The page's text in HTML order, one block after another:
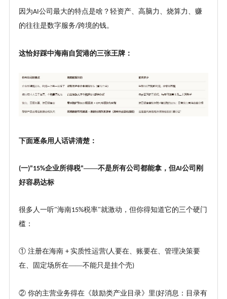
因为AI 公司最大的特点是啥？轻资产、高脑力、烧算力、赚
的往往是数字服务/跨境的钱。
这恰好踩中海南自贸港的三张王牌：
下面逐条用人话讲清楚：
(一)"15%企业所得税"——不是所有公司都能拿，但AI公司刚
好容易达标
很多人一听"海南15%税率"就激动，但你得知道它的三个硬门
槛：
① 注册在海南 + 实质性运营(人要在、账要在、管理决策要
在、固定场所在——不能只是挂个壳)
② 你的主营业务得在《鼓励类产业目录》里 (好消息：目录有